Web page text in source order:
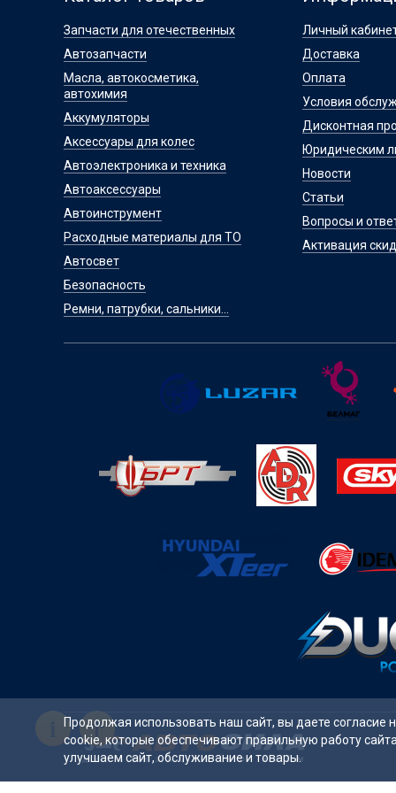
Запчасти для отечественных
Автозапчасти
Масла, автокосметика,
автохимия
Аккумуляторы
Аксессуары для колес
Автоэлектроника и техника
Автоаксессуары
Автоинструмент
Расходные материалы для ТО
Автосвет
Безопасность
Ремни, патрубки, сальники...
Личный
Доставка
Оплата
Условия
Дисконтная
Юридическим
Новости
Статьи
Вопросы и
Активация
Продолжая использовать наш сайт, вы даете согласие
cookie, которые обеспечивают правильную работу
улучшаем сайт, обслуживание и товары.